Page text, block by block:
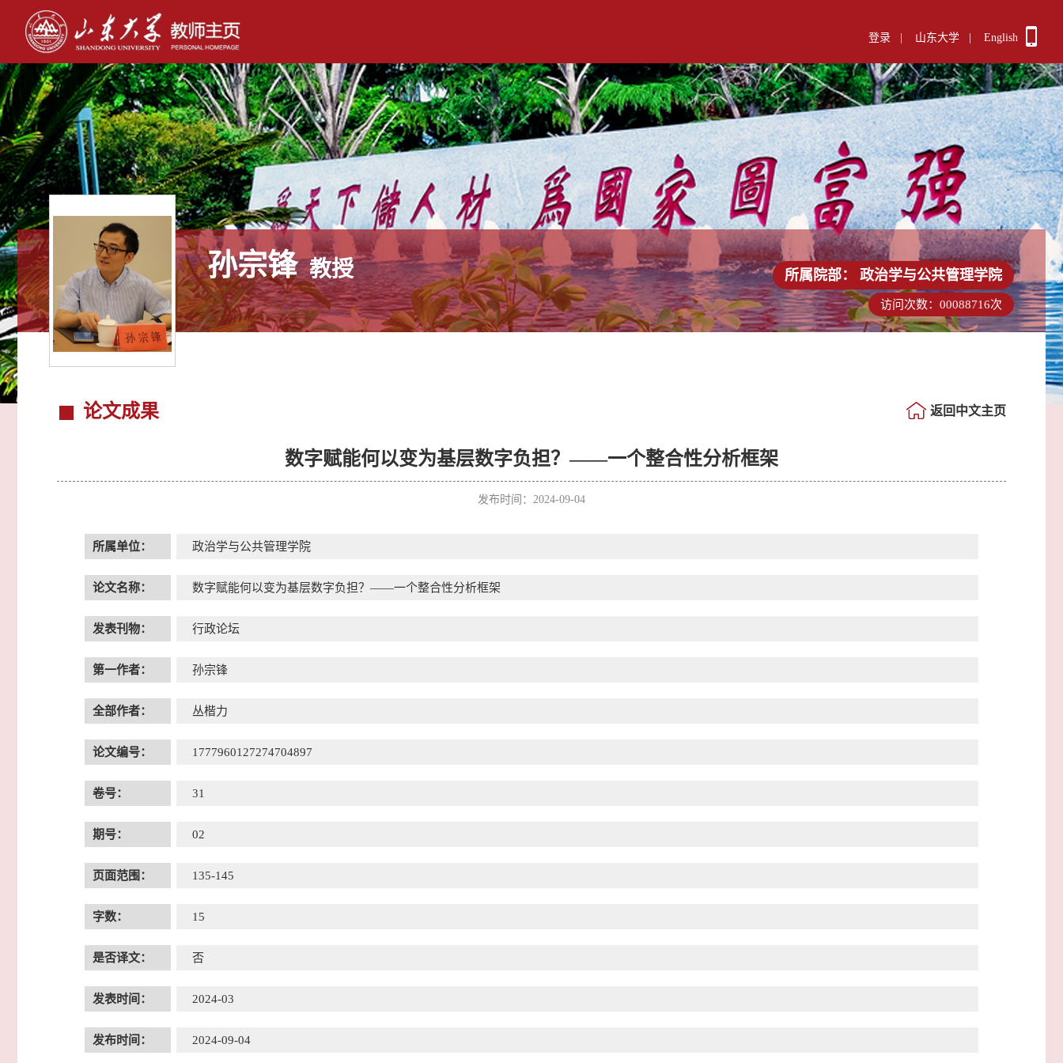
登录 山东大学 English
孙宗锋 教授 所属院部： 政治学与公共管理学院
访问次数： 00088716次
论文成果 返回中文主页
数字赋能何以变为基层数字负担？——一个整合性分析框架
发布时间：2024-09-04
所属单位： 政治学与公共管理学院
论文名称： 数字赋能何以变为基层数字负担？——一个整合性分析框架
发表刊物： 行政论坛
第一作者： 孙宗锋
全部作者： 丛楷力
论文编号： 1777960127274704897
卷号： 31
期号： 02
页面范围： 135-145
字数： 15
是否译文： 否
发表时间： 2024-03
发布时间： 2024-09-04